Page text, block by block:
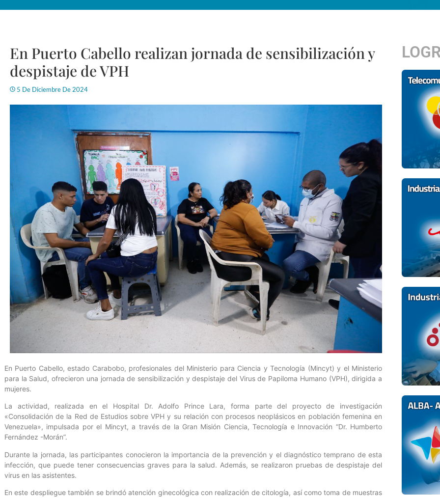
En Puerto Cabello realizan jornada de sensibilización y
despistaje de VPH
5 De Diciembre De 2024
En Puerto Cabello, estado Carabobo, profesionales del Ministerio para Ciencia y Tecnología (Mincyt) y el Ministerio
para la Salud, ofrecieron una jornada de sensibilización y despistaje del Virus de Papiloma Humano (VPH), dirigida a
mujeres.
La actividad, realizada en el Hospital Dr. Adolfo Prince Lara, forma parte del proyecto de investigación
«Consolidación de la Red de Estudios sobre VPH y su relación con procesos neoplásicos en población femenina en
Venezuela», impulsada por el Mincyt, a través de la Gran Misión Ciencia, Tecnología e Innovación “Dr. Humberto
Fernández -Morán”.
Durante la jornada, las participantes conocieron la importancia de la prevención y el diagnóstico temprano de esta
infección, que puede tener consecuencias graves para la salud. Además, se realizaron pruebas de despistaje del
virus en las asistentes.
En este despliegue también se brindó atención ginecológica con realización de citología, así como toma de muestras